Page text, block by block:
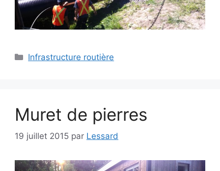
Infrastructure routière
Muret de pierres
19 juillet 2015 par Lessard